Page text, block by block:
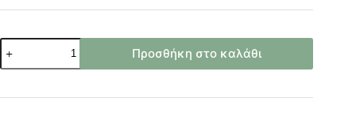
Στυλό
10
Χρωμάτων
Ballpoint
Προσθήκη στο καλάθι